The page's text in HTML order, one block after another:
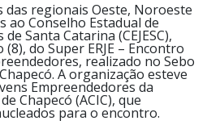
regionais Oeste, Noroeste
ao Conselho Estadual de
Santa Catarina (CEJESC),
do Super ERJE – Encontro
realizado no Sebo
A organização esteve
Empreendedores da
Chapecó (ACIC), que
para o encontro.